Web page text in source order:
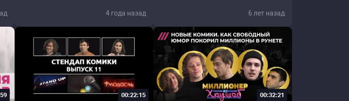
4 года назад 6 лет назад
00:22:15 00:32:21